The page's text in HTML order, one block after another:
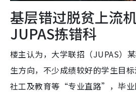
基层错过脱贫上流
JUPAS拣错科
楼主认为，大学联招（JUPAS）
生方向，不少成绩较好的学生目标
社工及教育等“专业直路”，毕业